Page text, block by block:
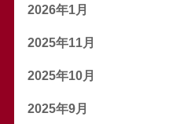
2026年1月
2025年11月
2025年10月
2025年9月